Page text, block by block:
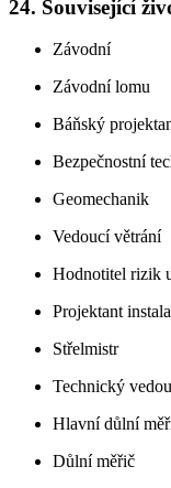
24. Související
Závodní
Závodní lomu
Báňský
Bezpečnostní
Geomechanik
Vedoucí větrání
Hodnotitel rizik
Projektant
Střelmistr
Technický
Hlavní důlní
Důlní měřič